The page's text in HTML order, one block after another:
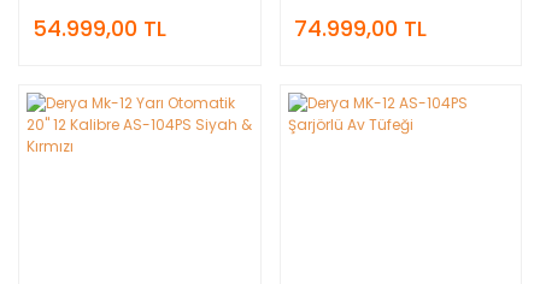
54.999,00 TL 74.999,00 TL